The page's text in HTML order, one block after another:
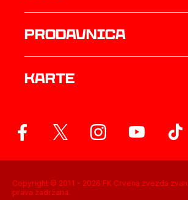
prodavnica
Karte
Copyright © 2011 - 2026 FK Crvena zvezda
prava zadržana.